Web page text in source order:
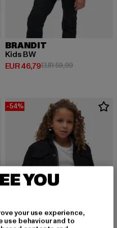
29,99
BRANDIT
Kids BW
EUR 46,79
Huidige prijs: EUR 46,79
EUR 59,99Actieprijs:
-54%
YOU
your use experience,
use behaviour and to